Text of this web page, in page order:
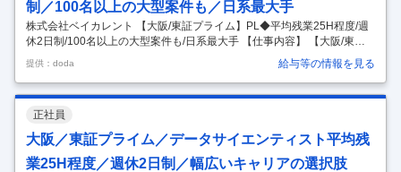
制／100名以上の大型案件も／日系最大手
株式会社ベイカレント 【大阪/東証プライム】PL◆平均残業25H程度/週
休2日制/100名以上の大型案件も/日系最大手 【仕事内容】 【大阪/東証
プライム】PL◆平均残業25H程度/週休2日制/100名以上の大型案件も/日
系最大手 【具体的な仕事内容】 【日経最大手コンサルファームからシス
テムインテグレーション領域において新会社を設立/大手プライム案件等
多数/ITコンサル・マネジメント・スペシャリスト等キャリアパス多数/領
域・サービス問わない『ワンプール制』】 ◎コンサルタントとSEがワ
ンチームとなることで、国内外の様々な課題解決が可能 ◎PL経験をいか
し国内最大規模の案件を担当できる ※株式 …
提供：doda 給与等の情報を見る
正社員
大阪／東証プライム／データサイエンティスト平均残
業25H程度／週休2日制／幅広いキャリアの選択肢